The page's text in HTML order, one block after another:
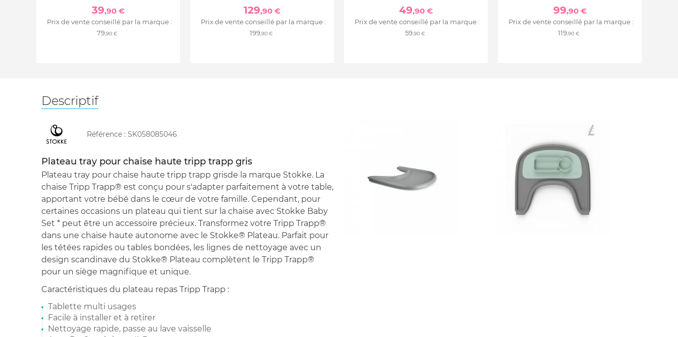
39,90 €
Prix de vente conseillé par la marque :
79,90 €
129,90 €
Prix de vente conseillé par la marque :
199,90 €
49,90 €
Prix de vente conseillé par la marque :
59,90 €
99,90 €
Prix de vente conseillé par la marque :
119,90 €
Descriptif
Référence : SK058085046
Plateau tray pour chaise haute tripp trapp gris
Plateau tray pour chaise haute tripp trapp grisde la marque Stokke. La
chaise Tripp Trapp® est conçu pour s'adapter parfaitement à votre table,
apportant votre bébé dans le cœur de votre famille. Cependant, pour
certaines occasions un plateau qui tient sur la chaise avec Stokke Baby
Set * peut être un accessoire précieux. Transformez votre Tripp Trapp®
dans une chaise haute autonome avec le Stokke® Plateau. Parfait pour
les tétées rapides ou tables bondées, les lignes de nettoyage avec un
design scandinave du Stokke® Plateau complètent le Tripp Trapp®
pour un siège magnifique et unique.
Caractéristiques du plateau repas Tripp Trapp :
Tablette multi usages
Facile à installer et à retirer
Nettoyage rapide, passe au lave vaisselle